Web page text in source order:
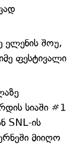
ელენის შოუ,
ფესტივალი
სიაში #1
SNL-ის
მიიღო